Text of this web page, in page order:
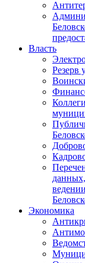
Власть
Резерв
Экономика